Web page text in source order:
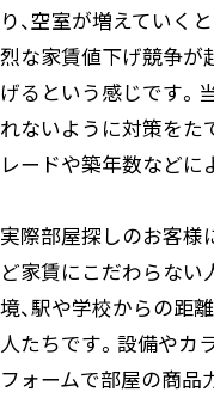
り、空室が増えていく
烈な家賃値下げ競争が
げるという感じです。
れないように対策をた
レードや築年数などに
実際部屋探しのお客様
ど家賃にこだわらない
境、駅や学校からの距
人たちです。設備やカ
フォームで部屋の商品